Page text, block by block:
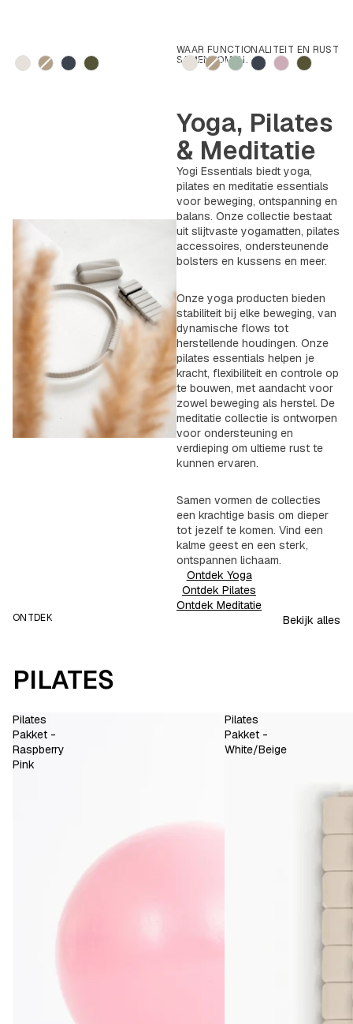
Kleur Kleur
WAAR FUNCTIONALITEIT EN RUST
SAMENKOMEN.
Yoga, Pilates
& Meditatie
Yogi Essentials biedt yoga,
pilates en meditatie essentials
voor beweging, ontspanning en
balans. Onze collectie bestaat
uit slijtvaste yogamatten, pilates
accessoires, ondersteunende
bolsters en kussens en meer.
Onze yoga producten bieden
stabiliteit bij elke beweging, van
dynamische flows tot
herstellende houdingen. Onze
pilates essentials helpen je
kracht, flexibiliteit en controle op
te bouwen, met aandacht voor
zowel beweging als herstel. De
meditatie collectie is ontworpen
voor ondersteuning en
verdieping om ultieme rust te
kunnen ervaren.
Samen vormen de collecties
een krachtige basis om dieper
tot jezelf te komen. Vind een
kalme geest en een sterk,
ontspannen lichaam.
Ontdek Yoga
Ontdek Pilates
Ontdek Meditatie
ONTDEK
PILATES
Bekijk alles
Pilates
Pakket -
Raspberry
Pink
Pilates
Pakket -
White/Beige